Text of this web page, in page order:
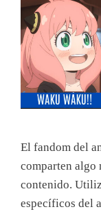
El fandom del
comparten algo
contenido.
específicos del